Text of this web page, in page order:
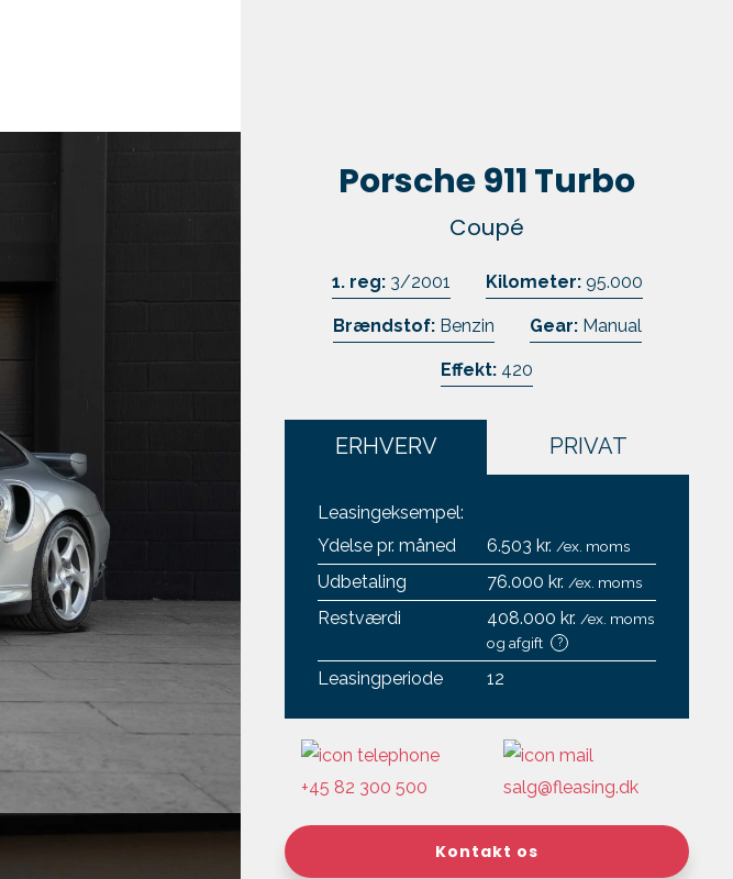
Workshop
Porsche 911 Turbo
Coupé
1. reg:3/2001 Kilometer:95.000
Brændstof:Benzin Gear:Manual
Effekt: 420
ERHVERV PRIVAT
Leasingeksempel:
Ydelse pr. måned
6.503 kr. /ex. moms
Udbetaling 76.000 kr. /ex. moms
Restværdi 408.000 kr. /ex. moms
og afgift
?
Leasingperiode 12
+45 82 300 500 salg@fleasing.dk
Kontakt os